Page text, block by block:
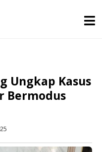
Ungkap Kasus
Bermodus